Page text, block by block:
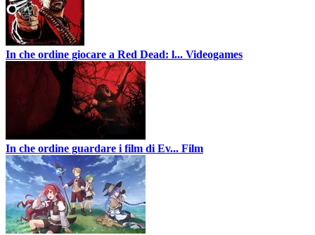
In che ordine giocare a Red Dead: l... Videogames
In che ordine guardare i film di Ev... Film